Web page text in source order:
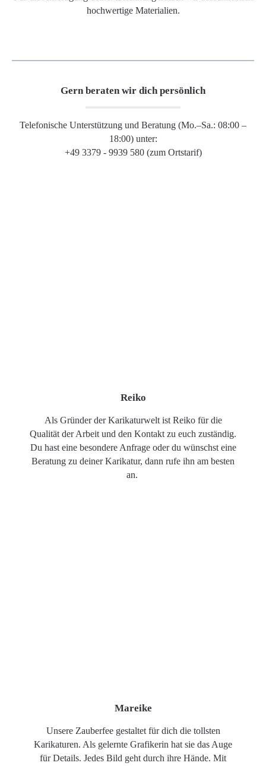
hochwertige Materialien.
Gern beraten wir dich persönlich
Telefonische Unterstützung und Beratung (Mo.–Sa.: 08:00 –
18:00) unter:
+49 3379 - 9939 580 (zum Ortstarif)
Reiko
Als Gründer der Karikaturwelt ist Reiko für die
Qualität der Arbeit und den Kontakt zu euch zuständig.
Du hast eine besondere Anfrage oder du wünschst eine
Beratung zu deiner Karikatur, dann rufe ihn am besten
an.
Mareike
Unsere Zauberfee gestaltet für dich die tollsten
Karikaturen. Als gelernte Grafikerin hat sie das Auge
für Details. Jedes Bild geht durch ihre Hände. Mit